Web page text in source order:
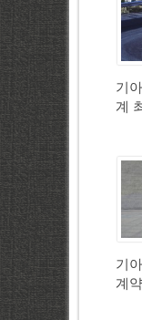
기
계
기
계